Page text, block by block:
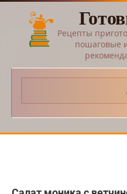
Перейти
контенту
Рецепты
пошаговые